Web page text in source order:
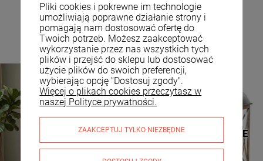
KOSMETYCZNE LATARNIE METALOWE
Pliki cookies i pokrewne im technologie
umożliwiają poprawne działanie strony i
pomagają nam dostosować ofertę do
Twoich potrzeb. Możesz zaakceptować
wykorzystanie przez nas wszystkich tych
plików i przejść do sklepu lub dostosować
użycie plików do swoich preferencji,
wybierając opcję "Dostosuj zgody".
Więcej o plikach cookies przeczytasz w
naszej Polityce prywatności.
ZAAKCEPTUJ TYLKO NIEZBĘDNE